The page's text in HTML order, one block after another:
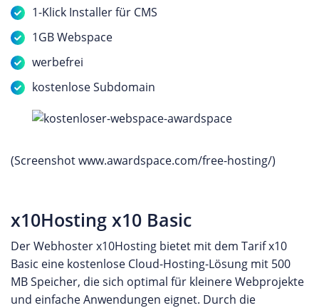
1-Klick Installer für CMS
1GB Webspace
werbefrei
kostenlose Subdomain
(Screenshot www.awardspace.com/free-hosting/)
x10Hosting x10 Basic
Der Webhoster x10Hosting bietet mit dem Tarif x10
Basic eine kostenlose Cloud-Hosting-Lösung mit 500
MB Speicher, die sich optimal für kleinere Webprojekte
und einfache Anwendungen eignet. Durch die